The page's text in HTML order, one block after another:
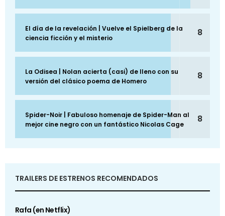
El día de la revelación | Vuelve el Spielberg de la
ciencia ficción y el misterio
8
La Odisea | Nolan acierta (casi) de lleno con su
versión del clásico poema de Homero
8
Spider-Noir | Fabuloso homenaje de Spider-Man al
mejor cine negro con un fantástico Nicolas Cage
8
TRAILERS DE ESTRENOS RECOMENDADOS
Rafa (en Netflix)